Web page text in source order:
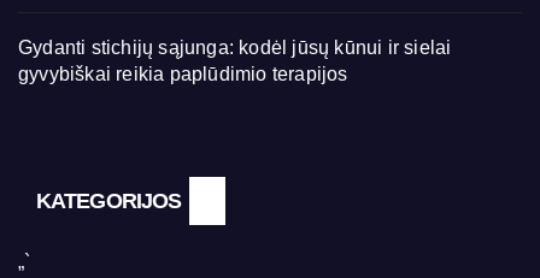
Gydanti stichijų sąjunga: kodėl jūsų kūnui ir sielai
gyvybiškai reikia paplūdimio terapijos
KATEGORIJOS
„`